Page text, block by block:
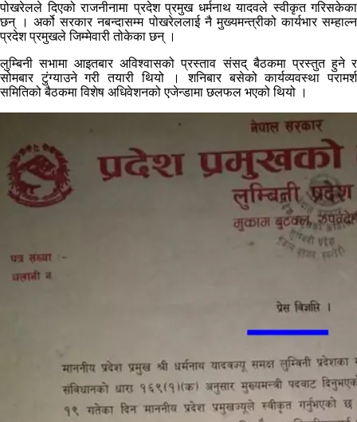
पोखरेलले दिएको राजनीनामा प्रदेश प्रमुख धर्मनाथ यादवले स्वीकृत गरिसकेका
छन् । अर्को सरकार नबन्दासम्म पोखरेललाई नै मुख्यमन्त्रीको कार्यभार सम्हाल्न
प्रदेश प्रमुखले जिम्मेवारी तोकेका छन् ।
लुम्बिनी सभामा आइतबार अविश्वासको प्रस्ताव संसद् बैठकमा प्रस्तुत हुने र
सोमबार टुंग्याउने गरी तयारी थियो । शनिबार बसेको कार्यव्यवस्था परामर्श
समितिको बैठकमा विशेष अधिवेशनको एजेन्डामा छलफल भएको थियो ।